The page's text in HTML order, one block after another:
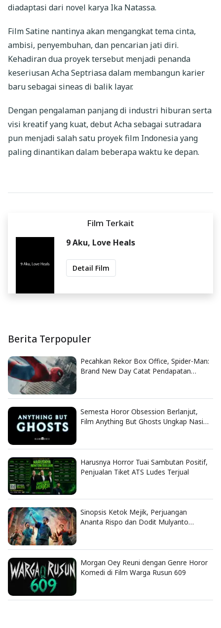
diadaptasi dari novel karya Ika Natassa.
Film Satine nantinya akan mengangkat tema cinta,
ambisi, penyembuhan, dan pencarian jati diri.
Kehadiran dua proyek tersebut menjadi penanda
keseriusan Acha Septriasa dalam membangun karier
baru sebagai sineas di balik layar.
Dengan pengalaman panjang di industri hiburan serta
visi kreatif yang kuat, debut Acha sebagai sutradara
pun menjadi salah satu proyek film Indonesia yang
paling dinantikan dalam beberapa waktu ke depan.
Film Terkait
9 Aku, Love Heals
Detail Film
Berita Terpopuler
Pecahkan Rekor Box Office, Spider-Man:
Brand New Day Catat Pendapatan
Semesta Horor Obsession Berlanjut,
Film Anything But Ghosts Ungkap Nasib
Harusnya Horror Tuai Sambutan Positif,
Penjualan Tiket ATS Ludes Terjual
Sinopsis Ketok Mejik, Perjuangan
Ananta Rispo dan Dodit Mulyanto
Morgan Oey Reuni dengan Genre Horor
Komedi di Film Warga Rusun 609